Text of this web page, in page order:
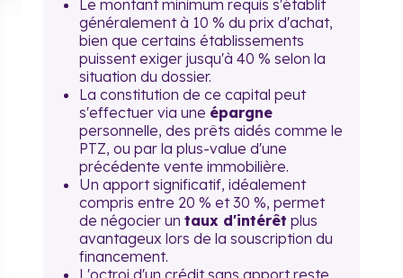
Le montant minimum requis s'établit
généralement à 10 % du prix d'achat,
bien que certains établissements
puissent exiger jusqu'à 40 % selon la
situation du dossier.
La constitution de ce capital peut
s'effectuer via une épargne
personnelle, des prêts aidés comme le
PTZ, ou par la plus-value d'une
précédente vente immobilière.
Un apport significatif, idéalement
compris entre 20 % et 30 %, permet
de négocier un taux d'intérêt plus
avantageux lors de la souscription du
financement.
L'octroi d'un crédit sans apport reste